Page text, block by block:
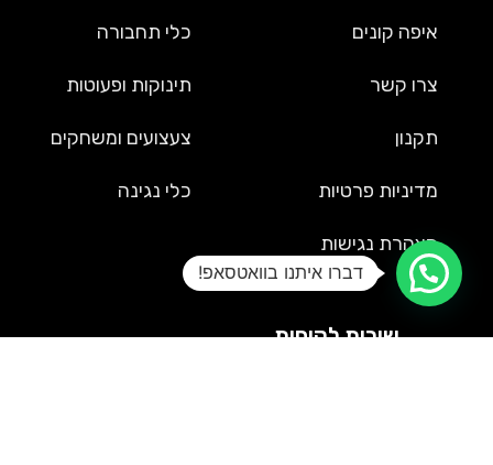
איפה קונים
צרו קשר
תקנון
מדיניות פרטיות
הצהרת נגישות
כלי תחבורה
תינוקות ופעוטות
צעצועים ומשחקים
כלי נגינה
שירות לקוחות
דברו איתנו בוואטסאפ!